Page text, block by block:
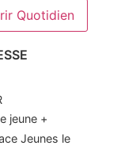
Quotidien
jeune +
Jeunes le